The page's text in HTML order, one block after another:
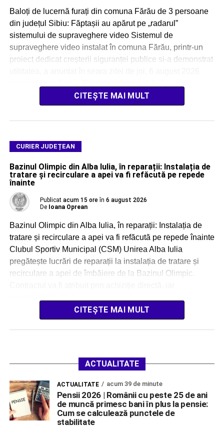
Baloți de lucernă furați din comuna Fărău de 3 persoane
din județul Sibiu: Făptașii au apărut pe „radarul”
sistemului de supraveghere video Sistemul de
supraveghere video instalat în comuna Fărău, printr-un
proiect dedicat creșterii siguranței publice si-a demonstrat
CITEȘTE MAI MULT
CURIER JUDEȚEAN
Bazinul Olimpic din Alba Iulia, în reparații: Instalația de
tratare și recirculare a apei va fi refăcută pe repede
înainte
Publicat acum 15 ore în 6 august 2026
De Ioana Oprean
Bazinul Olimpic din Alba Iulia, în reparații: Instalația de
tratare și recirculare a apei va fi refăcută pe repede înainte
Clubul Sportiv Municipal (CSM) Unirea Alba Iulia
pregătește lucrări de reparații la instalația de tratare și
recirculare a apei de îmbăiere de la Bazinul Olimpic.
CITEȘTE MAI MULT
ACTUALITATE
ACTUALITATE acum 39 de minute
Pensii 2026 | Românii cu peste 25 de ani
de muncă primesc bani în plus la pensie:
Cum se calculează punctele de
stabilitate